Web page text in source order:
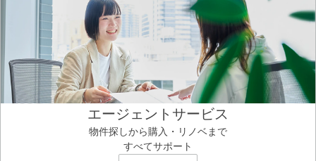
エージェントサービス
物件探しから購入・リノベまで
すべてサポート